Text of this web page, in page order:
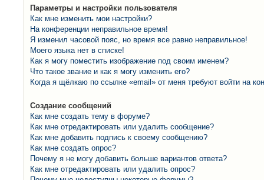
Параметры и настройки пользователя
Как мне изменить мои настройки?
На конференции неправильное время!
Я изменил часовой пояс, но время все равно неправильное!
Моего языка нет в списке!
Как я могу поместить изображение под своим именем?
Что такое звание и как я могу изменить его?
Когда я щёлкаю по ссылке «email» от меня требуют войти на
Создание сообщений
Как мне создать тему в форуме?
Как мне отредактировать или удалить сообщение?
Как мне добавить подпись к своему сообщению?
Как мне создать опрос?
Почему я не могу добавить больше вариантов ответа?
Как мне отредактировать или удалить опрос?